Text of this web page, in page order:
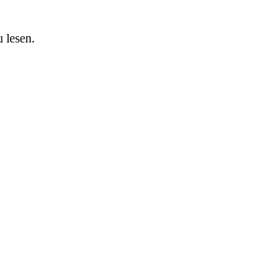
lesen.